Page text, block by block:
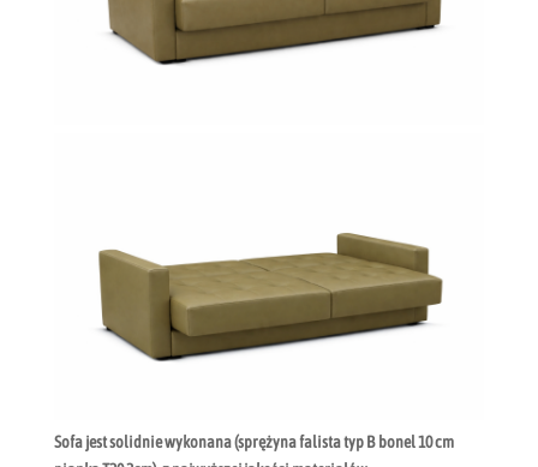
Sofa jest solidnie wykonana (sprężyna falista typ B bonel 10 cm